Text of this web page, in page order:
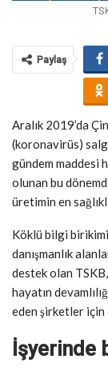
Paylaş
Aralık 2019’da
(koronavirüs)
gündem maddesi
olunan bu
üretimin en
Köklü bilgi
danışmanlık
destek olan
hayatın
eden şirketler için
İşyerinde